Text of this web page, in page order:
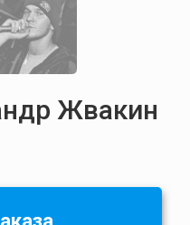
Жвакин